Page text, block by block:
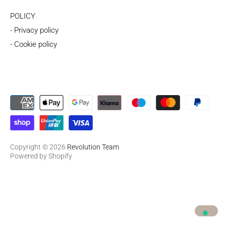
POLICY
- Privacy policy
- Cookie policy
Copyright © 2026 Revolution Team
Powered by Shopify